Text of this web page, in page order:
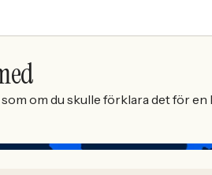
om du skulle förklara det för